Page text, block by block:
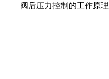
阀后压力控制的工作原理